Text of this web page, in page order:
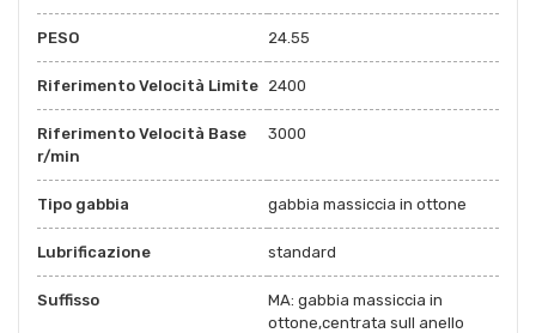
PESO 24.55
Riferimento Velocità Limite 2400
Riferimento Velocità Base
r/min
3000
Tipo gabbia gabbia massiccia in ottone
Lubrificazione standard
Suffisso
MA: gabbia massiccia in
ottone,centrata sull anello